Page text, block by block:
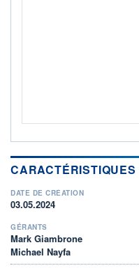
CARACTÉRISTIQUES
DATE DE CRÉATION
03.05.2024
GÉRANTS
Mark Giambrone
Michael Nayfa